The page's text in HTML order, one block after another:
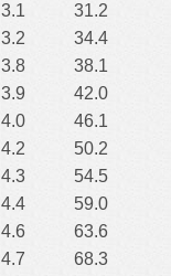
3.1
31.2
3.2
34.4
3.8
38.1
3.9
42.0
4.0
46.1
4.2
50.2
4.3
54.5
4.4
59.0
4.6
63.6
4.7
68.3